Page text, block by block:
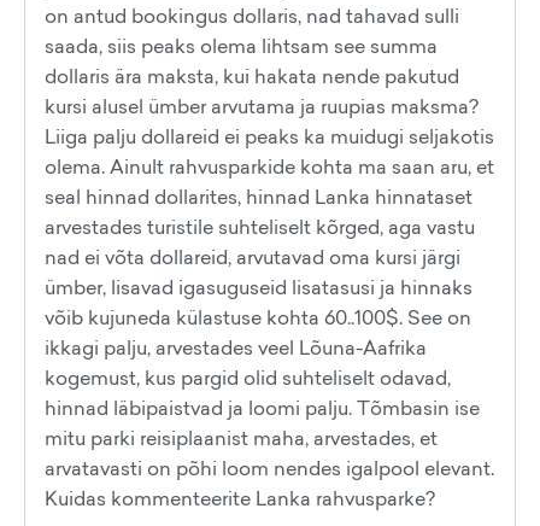
on antud bookingus dollaris, nad tahavad sulli
saada, siis peaks olema lihtsam see summa
dollaris ära maksta, kui hakata nende pakutud
kursi alusel ümber arvutama ja ruupias maksma?
Liiga palju dollareid ei peaks ka muidugi seljakotis
olema. Ainult rahvusparkide kohta ma saan aru, et
seal hinnad dollarites, hinnad Lanka hinnataset
arvestades turistile suhteliselt kõrged, aga vastu
nad ei võta dollareid, arvutavad oma kursi järgi
ümber, lisavad igasuguseid lisatasusi ja hinnaks
võib kujuneda külastuse kohta 60..100$. See on
ikkagi palju, arvestades veel Lõuna-Aafrika
kogemust, kus pargid olid suhteliselt odavad,
hinnad läbipaistvad ja loomi palju. Tõmbasin ise
mitu parki reisiplaanist maha, arvestades, et
arvatavasti on põhi loom nendes igalpool elevant.
Kuidas kommenteerite Lanka rahvusparke?